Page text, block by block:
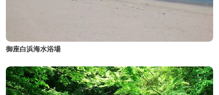
御座白浜海水浴場